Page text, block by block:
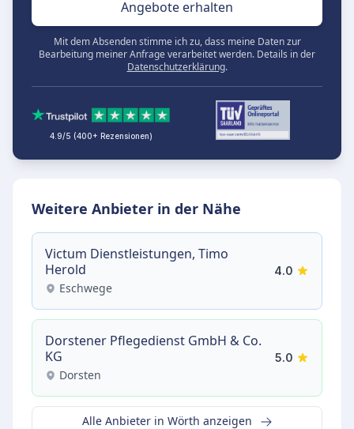
Angebote erhalten
Mit dem Absenden stimme ich zu, dass meine Daten zur
Bearbeitung meiner Anfrage verarbeitet werden. Details in der
Datenschutzerklärung.
4.9/5 (400+ Rezensionen)
Weitere Anbieter in der Nähe
Victum Dienstleistungen, Timo
Herold
Eschwege
4.0
Dorstener Pflegedienst GmbH & Co.
KG
Dorsten
5.0
Alle Anbieter in Wörth anzeigen